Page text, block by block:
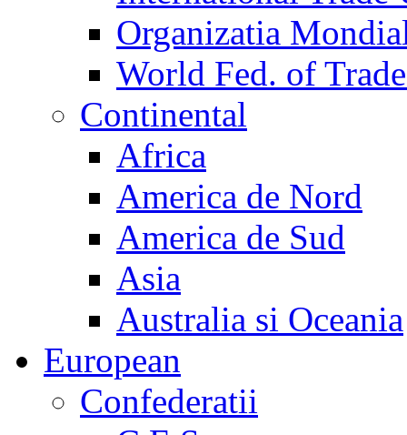
Organizatia
World Fed. of
Continental
Africa
America de Nord
America de Sud
Asia
Australia si Oceania
European
Confederatii